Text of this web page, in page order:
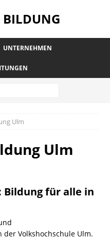
BILDUNG
UNTERNEHMEN
Ulm
Ulm
Bildung für alle in
Volkshochschule Ulm.